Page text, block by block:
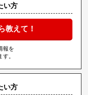
い方
教えて！
報を
。
い方